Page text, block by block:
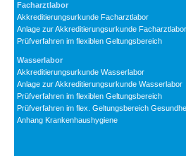
Facharztlabor
Akkreditierungsurkunde Facharztlabor
Anlage zur Akkreditierungsurkunde Facharztlabor
Prüfverfahren im flexiblen Geltungsbereich
Wasserlabor
Akkreditierungsurkunde Wasserlabor
Anlage zur Akkreditierungsurkunde Wasserlabor
Prüfverfahren im flexiblen Geltungsbereich
Prüfverfahren im flex. Geltungsbereich
Anhang Krankenhaushygiene